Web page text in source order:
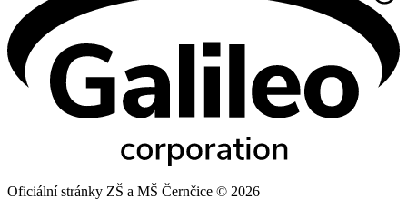
Oficiální stránky ZŠ a MŠ Černčice © 2026